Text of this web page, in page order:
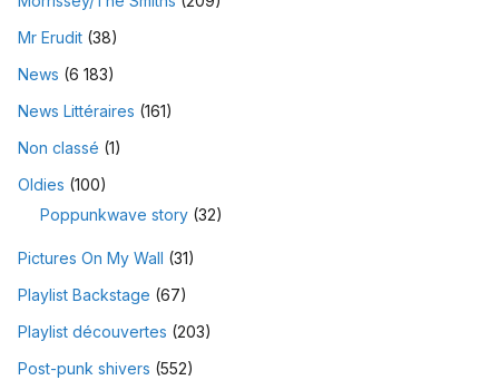
Mr Erudit (38)
News (6 183)
News Littéraires (161)
Non classé (1)
Oldies (100)
Poppunkwave story (32)
Pictures On My Wall (31)
Playlist Backstage (67)
Playlist découvertes (203)
Post-punk shivers (552)